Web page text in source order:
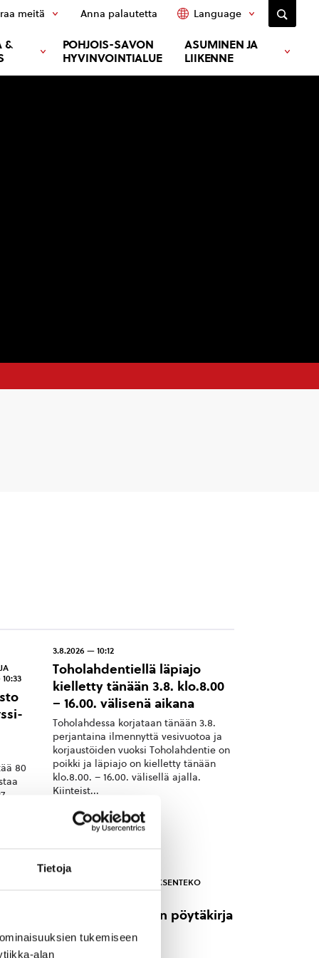
Tietoja
tukemiseen
alan
&
POHJOIS-SAVON
HYVINVOINTIALUE
ASUMINEN JA
LIIKENNE
meitä Anna palautetta Language
80
3.8.2026 — 10:12
Toholahdentiellä läpiajo
kielletty tänään 3.8. klo.8.00
– 16.00. välisenä aikana
Toholahdessa korjataan tänään 3.8.
perjantaina ilmennyttä vesivuotoa ja
korjaustöiden vuoksi Toholahdentie on
poikki ja läpiajo on kielletty tänään
klo.8.00. – 16.00. välisellä ajalla.
Kiinteist...
sää
HALLINTO & PÄÄTÖKSENTEKO
Kunnanhallituksen pöytäkirja
13.7.2026